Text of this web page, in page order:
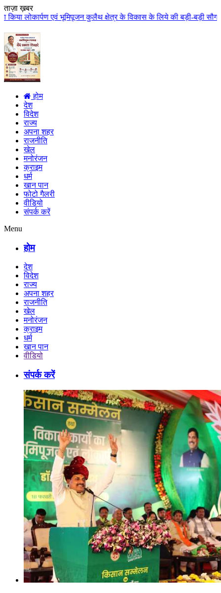
ताज़ा ख़बर
कुलैथ क्षेत्र के विकास के लिये की बड़ी-बड़ी सौगातों की घोषणा कुलैथ
होम
देश
विदेश
राज्य
अपना शहर
राजनीति
खेल
मनोरंजन
क्राइम
धर्म
खान पान
फोटो गैलरी
वीडियो
संपर्क करें
Menu
होम
देश
विदेश
राज्य
अपना शहर
राजनीति
खेल
मनोरंजन
क्राइम
धर्म
खान पान
वीडियो
संपर्क करें